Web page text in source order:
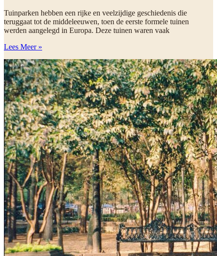
Tuinparken hebben een rijke en veelzijdige geschiedenis die
teruggaat tot de middeleeuwen, toen de eerste formele tuinen
werden aangelegd in Europa. Deze tuinen waren vaak
Lees Meer »